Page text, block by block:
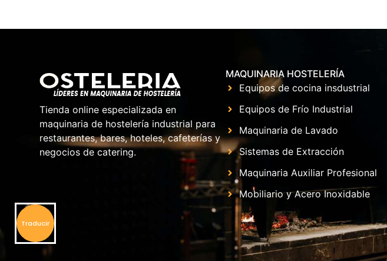
Tienda online especializada en
maquinaria de hostelería industrial para
restaurantes, bares, hoteles, cafeterías y
negocios de catering.
MAQUINARIA HOSTELERÍA
Equipos de cocina insdustrial
Equipos de Frío Industrial
Maquinaria de Lavado
Sistemas de Extracción
Maquinaria Auxiliar Profesional
Mobiliario y Acero Inoxidable
Traducir